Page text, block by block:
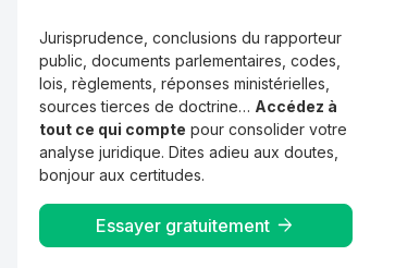
Jurisprudence, conclusions du rapporteur
public, documents parlementaires, codes,
lois, règlements, réponses ministérielles,
sources tierces de doctrine… Accédez à
tout ce qui compte pour consolider votre
analyse juridique. Dites adieu aux doutes,
bonjour aux certitudes.
Essayer gratuitement